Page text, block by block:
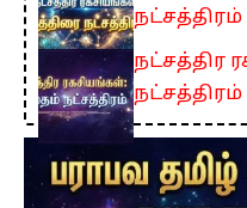
நட்சத்திரம்
நட்சத்திர
நட்சத்திரம்